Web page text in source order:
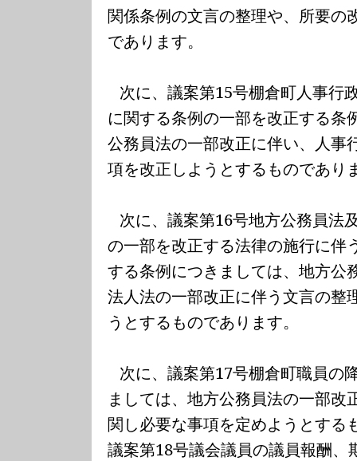
関係条例の文言の整理や、所要の
であります。
次に、議案第15号棚倉町人事行
に関する条例の一部を改正する条
公務員法の一部改正に伴い、人事
項を改正しようとするものであり
次に、議案第16号地方公務員法
の一部を改正する法律の施行に伴
する条例につきましては、地方公
法人法の一部改正に伴う文言の整
うとするものであります。
次に、議案第17号棚倉町職員の
ましては、地方公務員法の一部改
関し必要な事項を定めようとする
議案第18号議会議員の議員報酬、